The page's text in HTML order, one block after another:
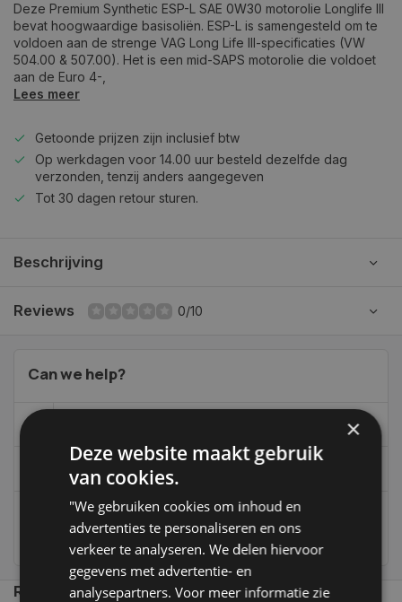
Deze Premium Synthetic ESP-L SAE 0W30 motorolie Longlife III
bevat hoogwaardige basisoliën. ESP-L is samengesteld om te
voldoen aan de strenge VAG Long Life III-specificaties (VW
504.00 & 507.00). Het is een mid-SAPS motorolie die voldoet
aan de Euro 4-,
Lees meer
Getoonde prijzen zijn inclusief btw
Op werkdagen voor 14.00 uur besteld dezelfde dag
verzonden, tenzij anders aangegeven
Tot 30 dagen retour sturen.
Beschrijving
Reviews 0/10
Can we help?
info@autoklusser.nl
customers give us a 9,4 at
Recent bekeken
×
Deze website maakt gebruik
van cookies.
"We gebruiken cookies om inhoud en
advertenties te personaliseren en ons
verkeer te analyseren. We delen hiervoor
gegevens met advertentie- en
analysepartners. Voor meer informatie zie